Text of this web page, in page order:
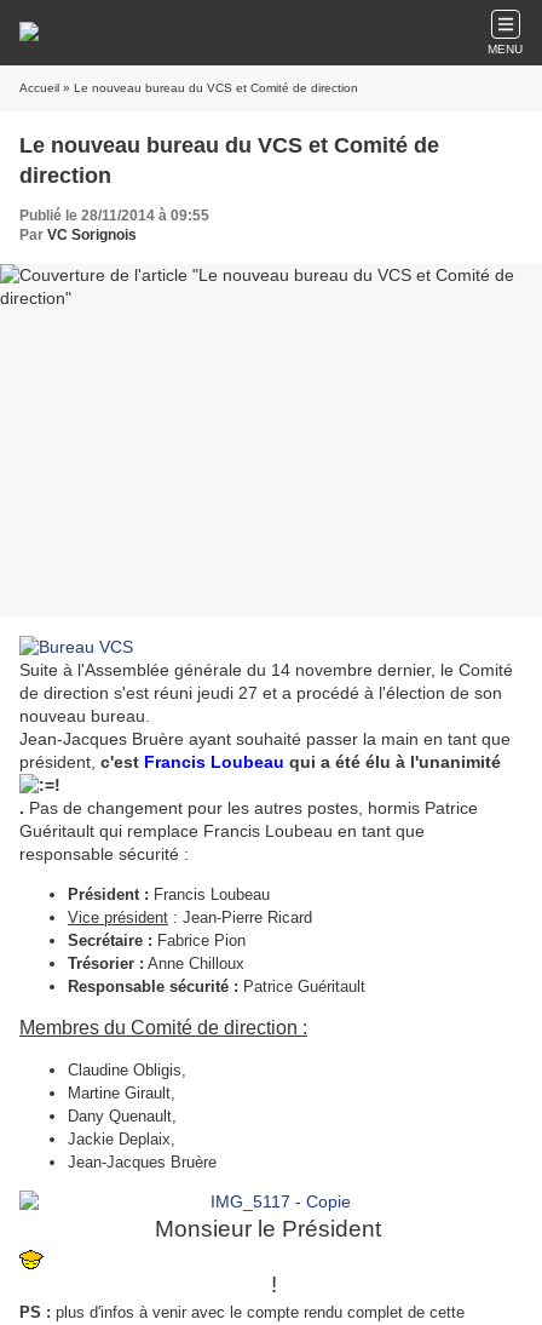
MENU
Accueil » Le nouveau bureau du VCS et Comité de direction
Le nouveau bureau du VCS et Comité de
direction
Publié le 28/11/2014 à 09:55
Par VC Sorignois
Suite à l'Assemblée générale du 14 novembre dernier, le Comité
de direction s'est réuni jeudi 27 et a procédé à l'élection de son
nouveau bureau.
Jean-Jacques Bruère ayant souhaité passer la main en tant que
président, c'est Francis Loubeau qui a été élu à l'unanimité
. Pas de changement pour les autres postes, hormis Patrice
Guéritault qui remplace Francis Loubeau en tant que
responsable sécurité :
Président : Francis Loubeau
Vice président : Jean-Pierre Ricard
Secrétaire : Fabrice Pion
Trésorier : Anne Chilloux
Responsable sécurité : Patrice Guéritault
Membres du Comité de direction :
Claudine Obligis,
Martine Girault,
Dany Quenault,
Jackie Deplaix,
Jean-Jacques Bruère
Monsieur le Président
!
PS : plus d'infos à venir avec le compte rendu complet de cette